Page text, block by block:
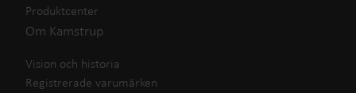
Produktcenter
Om Kamstrup
Vision och historia
Registrerade varumärken